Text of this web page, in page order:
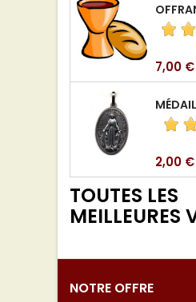
Prix
7,00 €
Prix
2,00 €
TOUTES LES
MEILLEURES
NOTRE OFFRE